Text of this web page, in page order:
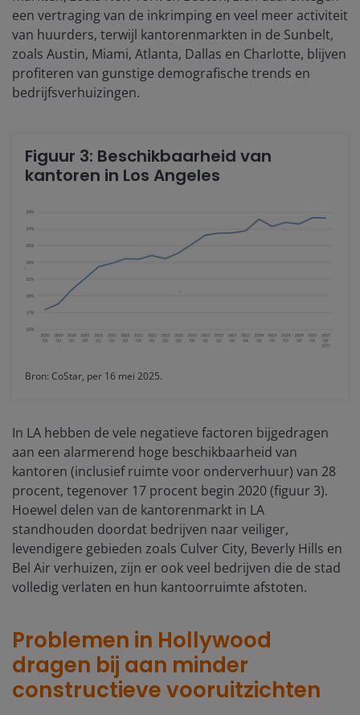
een vertraging van de inkrimping en veel meer activiteit
van huurders, terwijl kantorenmarkten in de Sunbelt,
zoals Austin, Miami, Atlanta, Dallas en Charlotte, blijven
profiteren van gunstige demografische trends en
bedrijfsverhuizingen.
Figuur 3: Beschikbaarheid van
kantoren in Los Angeles
Bron: CoStar, per 16 mei 2025.
In LA hebben de vele negatieve factoren bijgedragen
aan een alarmerend hoge beschikbaarheid van
kantoren (inclusief ruimte voor onderverhuur) van 28
procent, tegenover 17 procent begin 2020 (figuur 3).
Hoewel delen van de kantorenmarkt in LA
standhouden doordat bedrijven naar veiliger,
levendigere gebieden zoals Culver City, Beverly Hills en
Bel Air verhuizen, zijn er ook veel bedrijven die de stad
volledig verlaten en hun kantoorruimte afstoten.
Problemen in Hollywood
dragen bij aan minder
constructieve vooruitzichten